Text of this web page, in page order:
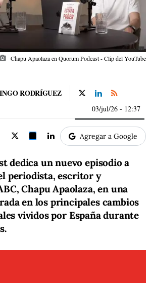
Chapu Apaolaza en Quorum Podcast - Clip del YouTube
RODRÍGUEZ
03/jul/26 - 12:37
Agregar a Google
dedica un nuevo episodio a
periodista, escritor y
Chapu Apaolaza, en una
en los principales cambios
vividos por España durante